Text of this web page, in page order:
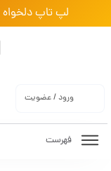
لپ تاپ دلخواه
ورود / عضویت
فهرست